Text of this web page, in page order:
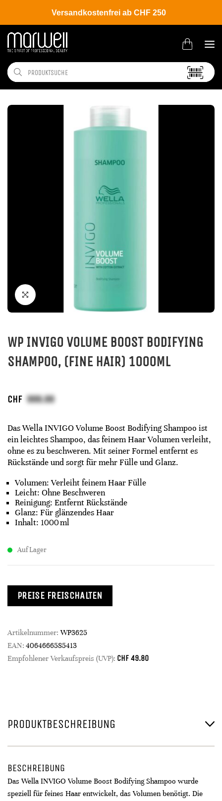
Versandkostenfrei ab CHF 250
Shop Hair Pflege Shampoo
WP INVIGO VOLUME BOOST BODIFYING
SHAMPOO, (FINE HAIR) 1000ML
CHF
Das Wella INVIGO Volume Boost Bodifying Shampoo ist
ein leichtes Shampoo, das feinem Haar Volumen verleiht,
ohne es zu beschweren. Mit seiner Formel entfernt es
Rückstände und sorgt für mehr Fülle und Glanz.​
Volumen: Verleiht feinem Haar Fülle
Leicht: Ohne Beschweren
Reinigung: Entfernt Rückstände
Glanz: Für glänzendes Haar
Inhalt: 1000 ml​
Auf Lager
PREISE FREISCHALTEN
Artikelnummer: WP3625
EAN: 4064666585413
Empfohlener Verkaufspreis (UVP): CHF 49.80
PRODUKTBESCHREIBUNG
BESCHREIBUNG
Das Wella INVIGO Volume Boost Bodifying Shampoo wurde
speziell für feines Haar entwickelt, das Volumen benötigt. Die